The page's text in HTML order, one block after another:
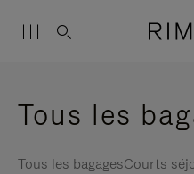
Tous les
Tous les bagagesCourts